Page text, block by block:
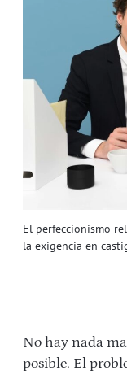
El perfeccionismo
la exigencia en
No hay nada
posible. El